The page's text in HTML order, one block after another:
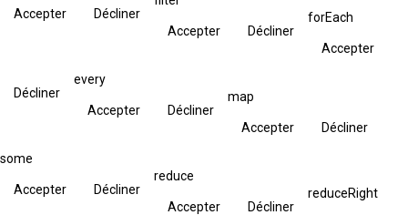
Accepter Décliner
Accepter Décliner
forEach
Accepter
Décliner
every
Accepter Décliner
map
Accepter Décliner
some
Accepter Décliner
reduce
Accepter Décliner
reduceRight